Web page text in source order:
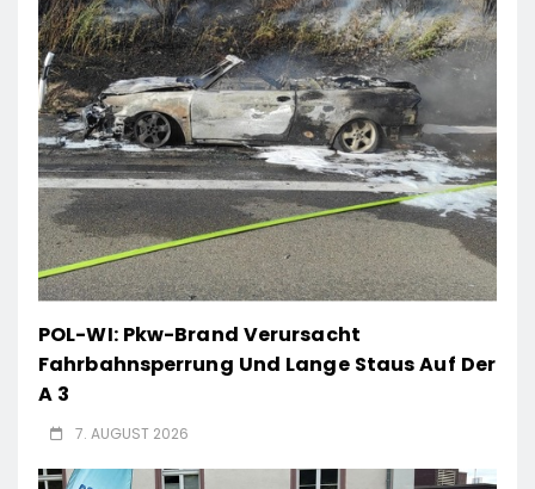
POL-WI: Pkw-Brand Verursacht
Fahrbahnsperrung Und Lange Staus Auf Der
A 3
7. AUGUST 2026